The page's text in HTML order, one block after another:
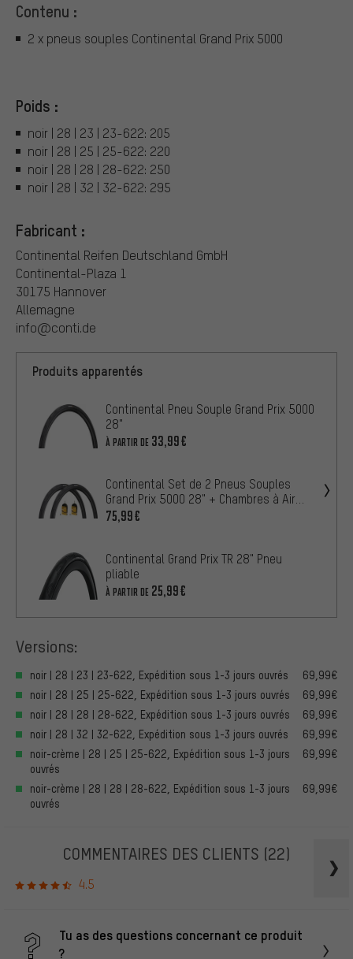
Contenu :
2 x pneus souples Continental Grand Prix 5000
Poids :
noir | 28 | 23 | 23-622: 205
noir | 28 | 25 | 25-622: 220
noir | 28 | 28 | 28-622: 250
noir | 28 | 32 | 32-622: 295
Fabricant :
Continental Reifen Deutschland GmbH
Continental-Plaza 1
30175 Hannover
Allemagne
info@conti.de
Produits apparentés
Continental Pneu Souple Grand Prix 5000
28"
À PARTIR DE 33,99€
Continental Set de 2 Pneus Souples
Grand Prix 5000 28" + Chambres à Air
Race 28
75,99€
Continental Grand Prix TR 28" Pneu
pliable
À PARTIR DE 25,99€
Versions:
noir | 28 | 23 | 23-622, Expédition sous 1-3 jours ouvrés
69,99€
noir | 28 | 25 | 25-622, Expédition sous 1-3 jours ouvrés
69,99€
noir | 28 | 28 | 28-622, Expédition sous 1-3 jours ouvrés
69,99€
noir | 28 | 32 | 32-622, Expédition sous 1-3 jours ouvrés
69,99€
noir-crème | 28 | 25 | 25-622, Expédition sous 1-3 jours
ouvrés
69,99€
noir-crème | 28 | 28 | 28-622, Expédition sous 1-3 jours
ouvrés
69,99€
COMMENTAIRES DES CLIENTS (22)
4.5
Tu as des questions concernant ce produit
?